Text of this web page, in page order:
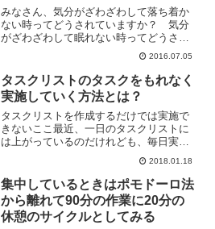
みなさん、気分がざわざわして落ち着か
ない時ってどうされていますか？ 気分
がざわざわして眠れない時ってどうされ
ていますか？わたし、ノートに丁寧にい
ろんなことを書くことにしております。
気分がざわついて眠れないときにノート
に気持ちをつづる少し前の...
2016.07.05
タスクリストのタスクをもれなく
実施していく方法とは？
タスクリストを作成するだけでは実施で
きないここ最近、一日のタスクリストに
は上がっているのだけれども、毎日実施
することができていないタスクがありま
して、気になっております。毎日更新す
るタスクリストには上げているのです
ど、実施することができない...
2018.01.18
集中しているときはポモドーロ法
から離れて90分の作業に20分の
休憩のサイクルとしてみる